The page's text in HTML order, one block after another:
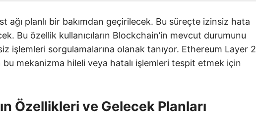
ağı planlı bir bakımdan geçirilecek. Bu süreçte izinsiz hata
Bu özellik kullanıcıların Blockchain’in mevcut durumunu
işlemleri sorgulamalarına olanak tanıyor. Ethereum Layer 2
bu mekanizma hileli veya hatalı işlemleri tespit etmek için
Özellikleri ve Gelecek Planları